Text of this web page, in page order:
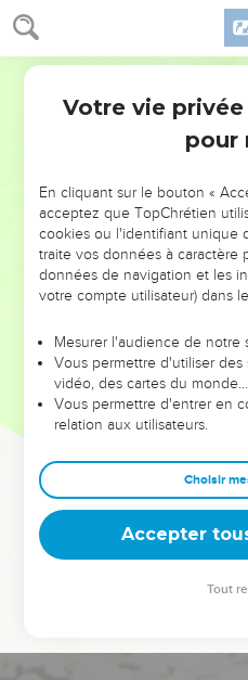
NE MANQUEZ
DE
ET SI LEURS ERREURS
leur foi ou leur vision. Mais on
et les saisons difficiles qu'ils
sont elles qui
Dans cette conférence,
clés pour avancer avec plus
deviennent vos tremplins. Que
équipe, un groupe ou une
Votre vie
pour
En cliquant sur le bouton «
acceptez que TopChrétien
cookies ou l'identifiant unique
traite vos données à caractère
données de navigation et les
votre compte utilisateur) dans
Mesurer l'audience de notre
Vous permettre d'utiliser
vidéo, des cartes du monde…
Vous permettre d'entrer en
relation aux utilisateurs.
Choisir
Accepter
Tout